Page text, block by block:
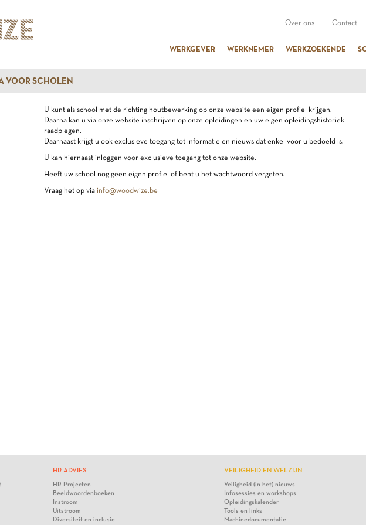
Over ons Contact
WERKGEVER WERKNEMER WERKZOEKENDE
VOOR SCHOLEN
U kunt als school met de richting houtbewerking op onze website een eigen profiel krijgen.
Daarna kan u via onze website inschrijven op onze opleidingen en uw eigen opleidingshistoriek
raadplegen.
Daarnaast krijgt u ook exclusieve toegang tot informatie en nieuws dat enkel voor u bedoeld is.
U kan hiernaast inloggen voor exclusieve toegang tot onze website.
Heeft uw school nog geen eigen profiel of bent u het wachtwoord vergeten.
Vraag het op via info@woodwize.be
HR ADVIES
HR Projecten
Beeldwoordenboeken
Instroom
Uitstroom
Diversiteit en inclusie
VEILIGHEID EN WELZIJN
Veiligheid (in het) nieuws
Infosessies en workshops
Opleidingskalender
Tools en links
Machinedocumentatie